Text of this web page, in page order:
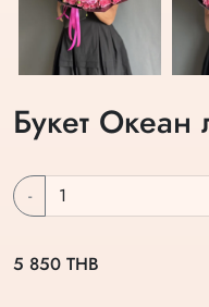
Букет
-
5 850 THB